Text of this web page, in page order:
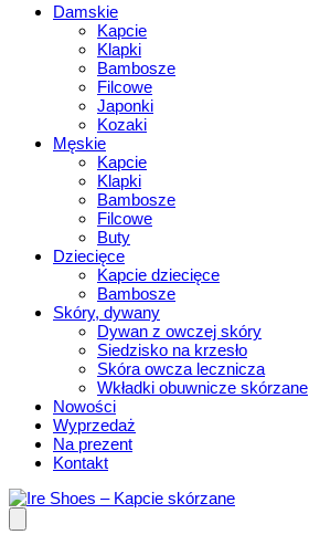
Damskie
Kapcie
Klapki
Bambosze
Filcowe
Japonki
Kozaki
Męskie
Kapcie
Klapki
Bambosze
Filcowe
Buty
Dziecięce
Kapcie dziecięce
Bambosze
Skóry, dywany
Dywan z owczej skóry
Siedzisko na krzesło
Skóra owcza lecznicza
Wkładki obuwnicze skórzane
Nowości
Wyprzedaż
Na prezent
Kontakt